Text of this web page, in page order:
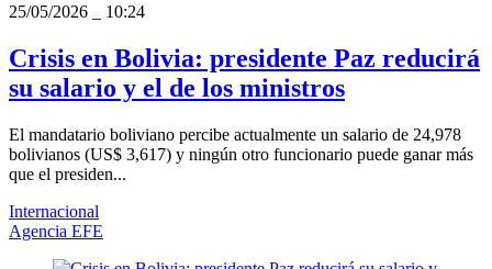
25/05/2026
10:24
Crisis en Bolivia: presidente Paz reducirá
su salario y el de los ministros
El mandatario boliviano percibe actualmente un salario de 24,978
bolivianos (US$ 3,617) y ningún otro funcionario puede ganar más
que el presiden...
Internacional
Agencia EFE